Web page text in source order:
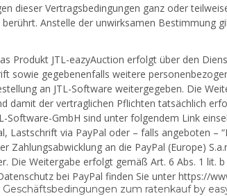
dieser Vertragsbedingungen ganz oder
Anstelle der unwirksamen Bestimmung
Produkt JTL-eazyAuction erfolgt über den
sowie gegebenenfalls weitere
an JTL-Software weitergegeben. Die
damit der vertraglichen Pflichten tatsächlich
Software-GmbH sind unter folgendem Link
Lastschrift via PayPal oder – falls angeboten –
Zahlungsabwicklung an die PayPal (Europe)
Die Weitergabe erfolgt gemäß Art. 6 Abs. 1 lit.
bei PayPal finden Sie unter https://
zum ratenkauf by